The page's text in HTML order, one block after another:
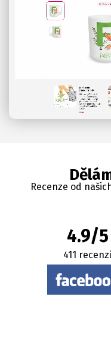
Recenze od
4.9/5
411